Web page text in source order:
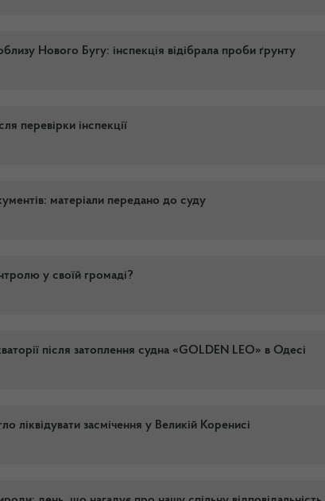
Нового Бугу: інспекція відібрала проби ґрунту
перевірки інспекції
матеріали передано до суду
у своїй громаді?
після затоплення судна «GOLDEN LEO» в Одесі
ліквідувати засмічення у Великій Коренисі